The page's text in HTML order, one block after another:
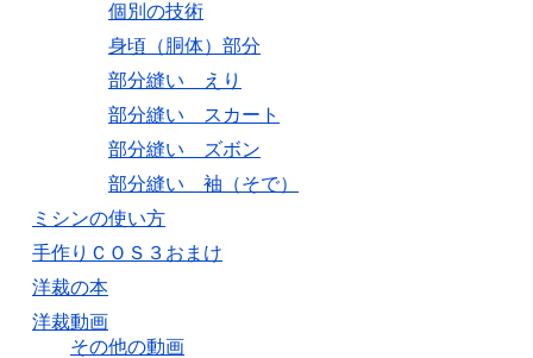
個別の技術
身頃（胴体）部分
部分縫い えり
部分縫い スカート
部分縫い ズボン
部分縫い 袖（そで）
ミシンの使い方
手作りＣＯＳ３おまけ
洋裁の本
洋裁動画
その他の動画